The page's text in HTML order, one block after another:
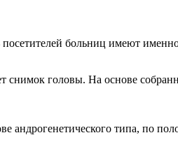
посетителей больниц имеют
снимок головы. На основе
типа, по